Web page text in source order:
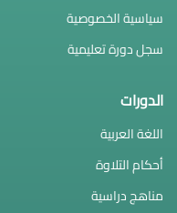
سياسية الخصوصية
سجل دورة تعليمية
الدورات
اللغة العربية
أحكام التلاوة
مناهج دراسية